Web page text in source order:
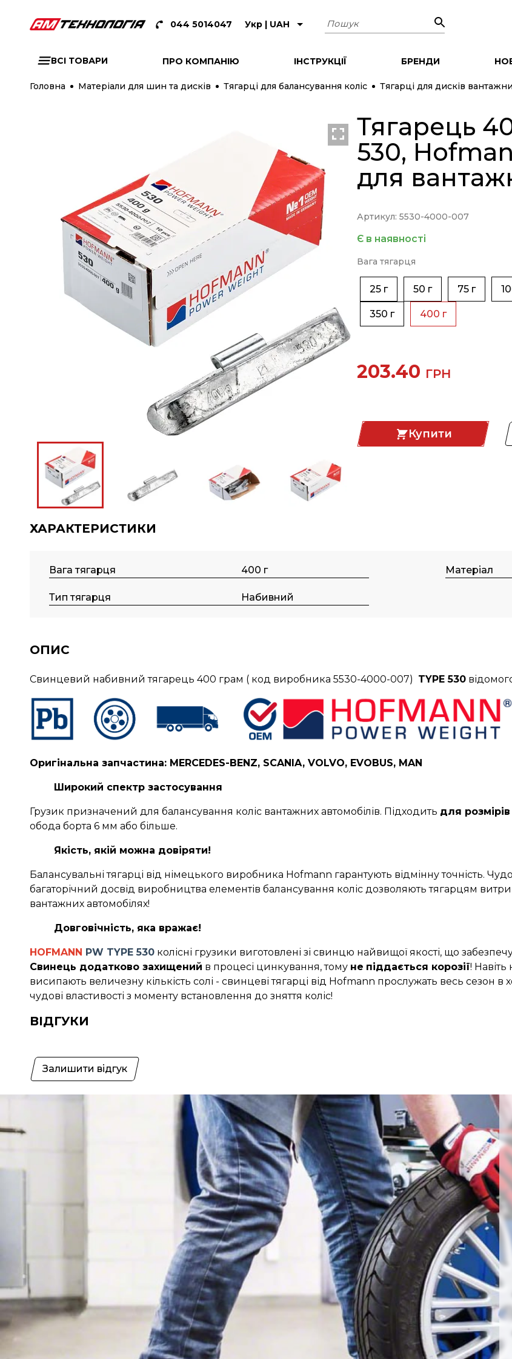
044 5014047 Укр | UAH Пошук
ВСІ ТОВАРИ ПРО КОМПАНІЮ ІНСТРУКЦІЇ БРЕНДИ
Головна Матеріали для шин та дисків Тягарці для балансування коліс Тягарці для дисків
Тягарець
530,
для
Артикул: 5530-4000-007
Є в наявності
Вага тягарця
25 г 50 г 75 г
350 г 400 г
203.40 ГРН
Купити
ХАРАКТЕРИСТИКИ
Вага тягарця 400 г Матеріал
Тип тягарця Набивний
ОПИС
Свинцевий набивний тягарець 400 грам ( код виробника 5530-4000-007) TYPE 530
Оригінальна запчастина: MERCEDES-BENZ, SCANIA, VOLVO, EVOBUS, MAN
Широкий спектр застосування
Грузик призначений для балансування коліс вантажних автомобілів. Підходить для
обода борта 6 мм або більше.
Якість, якій можна довіряти!
Балансувальні тягарці від німецького виробника Hofmann гарантують відмінну точність.
багаторічний досвід виробництва елементів балансування коліс дозволяють тягарцям
вантажних автомобілях!
Довговічність, яка вражає!
HOFMANN PW TYPE 530колісні грузики виготовлені зі свинцю найвищої якості, що
Свинець додатково захищений в процесі цинкування, тому не піддається корозії!
висипають величезну кількість солі - свинцеві тягарці від Hofmann прослужать весь сезон в
чудові властивості з моменту встановлення до зняття коліс!
ВІДГУКИ
Залишити відгук